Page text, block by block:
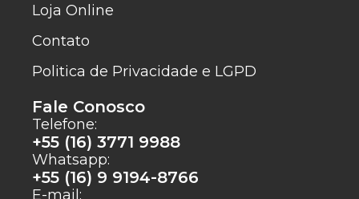
Loja Online
Contato
Politica de Privacidade e LGPD
Fale Conosco
Telefone:
+55 (16) 3771 9988
Whatsapp:
+55 (16) 9 9194-8766
E-mail: